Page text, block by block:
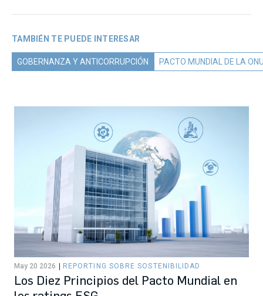
TAMBIÉN TE PUEDE INTERESAR
GOBERNANZA Y ANTICORRUPCIÓN PACTO MUNDIAL DE LA
May 20 2026 REPORTING SOBRE SOSTENIBILIDAD
Los Diez Principios del Pacto Mundial en